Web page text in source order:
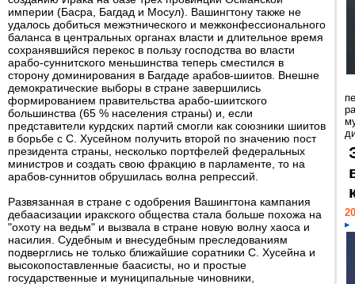
империи (Басра, Багдад и Мосул). Вашингтону также не
удалось добиться межэтнического и межконфессионального
баланса в центральных органах власти и длительное время
сохранявшийся перекос в пользу господства во власти
арабо-суннитского меньшинства теперь сместился в
сторону доминирования в Багдаде арабов-шиитов. Внешне
демократические выборы в стране завершились
формированием правительства арабо-шиитского
большинства (65 % населения страны) и, если
представители курдских партий смогли как союзники шиитов
в борьбе с С. Хусейном получить второй по значению пост
президента страны, несколько портфелей федеральных
министров и создать свою фракцию в парламенте, то на
арабов-суннитов обрушилась волна репрессий.
Развязанная в стране с одобрения Вашингтона кампания
дебаасизации иракского общества стала больше похожа на
"охоту на ведьм" и вызвала в стране новую волну хаоса и
насилия. Судебным и внесудебным преследованиям
подверглись не только ближайшие соратники С. Хусейна и
высокопоставленные баасисты, но и простые
государственные и муниципальные чиновники,